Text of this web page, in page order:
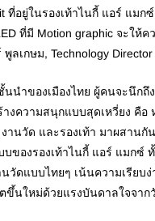
ที่อยู่ในรองเท้าไนกี้ แอร์ แม
ที่มี Motion graphic จะให้
เกษม, Technology Director
องเมืองไทย ผู้คนจะนึกถึง
ความสนุกแบบสุดเหวี่ยง คือ
นวัด และรองเท้า มาผสานกั
องรองเท้าไนกี้ แอร์ แมกซ์
ดแบบไทยๆ เน้นความเรียบ
ขึ้นใหม่ด้วยแรงบันดาลใจจ